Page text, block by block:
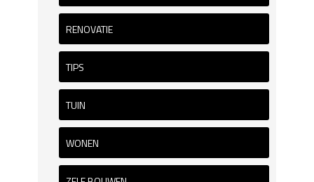
RENOVATIE
TIPS
TUIN
WONEN